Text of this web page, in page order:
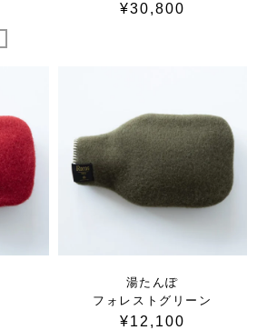
¥30,800
湯たんぽ
フォレストグリーン
¥12,100